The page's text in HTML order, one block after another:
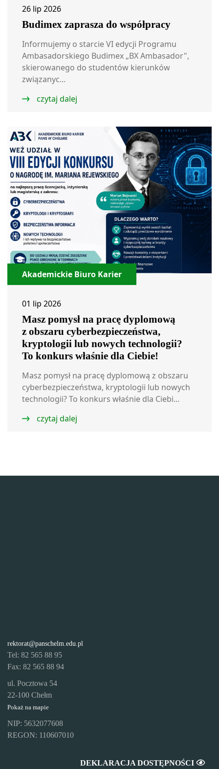
26 lip 2026
Budimex zaprasza do współpracy
Informujemy o starcie VI edycji Programu
Ambasadorskiego Budimex „BX Ambasador",
skierowanego do studentów kierunków
związanyc...
czytaj dalej
Akademickie Biuro Karier
01 lip 2026
Masz pomysł na pracę dyplomową
z obszaru cyberbezpieczeństwa,
kryptologii lub nowych technologii?
To konkurs właśnie dla Ciebie!
Masz pomysł na pracę dyplomową z obszaru
cyberbezpieczeństwa, kryptologii lub nowych
technologii? To konkurs właśnie dla Ciebi...
czytaj dalej
rektorat@panschelm.edu.pl
Tel: 82 565 88 95
Fax: 82 565 88 94
ul. Pocztowa 54
22-100 Chełm
Pokaż na mapie
NIP: 5632077608
REGON: 110607010
DEKLARACJA DOSTĘPNOŚCI